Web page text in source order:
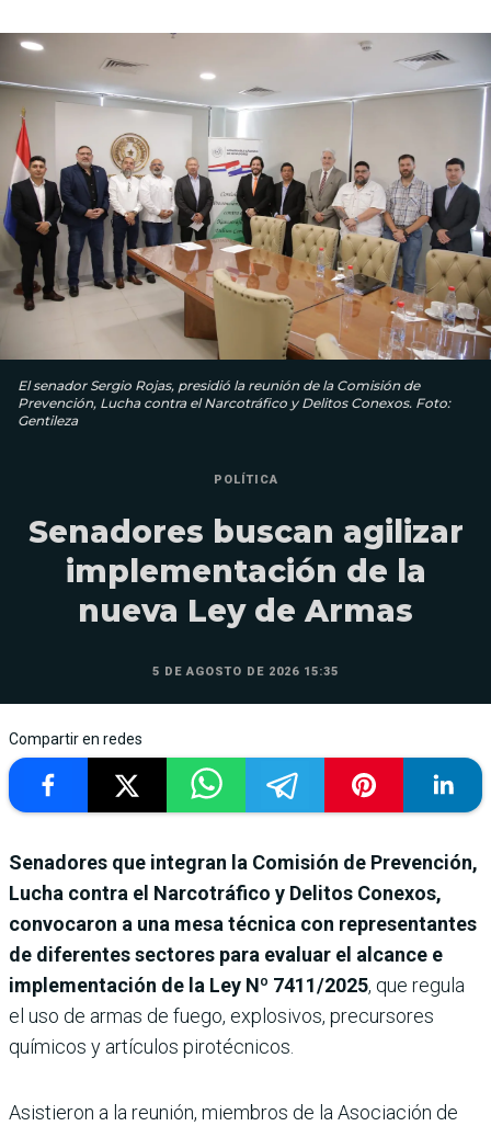
El senador Sergio Rojas, presidió la reunión de la Comisión de
Prevención, Lucha contra el Narcotráfico y Delitos Conexos. Foto:
Gentileza
POLÍTICA
Senadores buscan agilizar
implementación de la
nueva Ley de Armas
5 DE AGOSTO DE 2026 15:35
Compartir en redes
Senadores que integran la Comisión de Prevención,
Lucha contra el Narcotráfico y Delitos Conexos,
convocaron a una mesa técnica con representantes
de diferentes sectores para evaluar el alcance e
implementación de la Ley Nº 7411/2025, que regula
el uso de armas de fuego, explosivos, precursores
químicos y artículos pirotécnicos.
Asistieron a la reunión, miembros de la Asociación de